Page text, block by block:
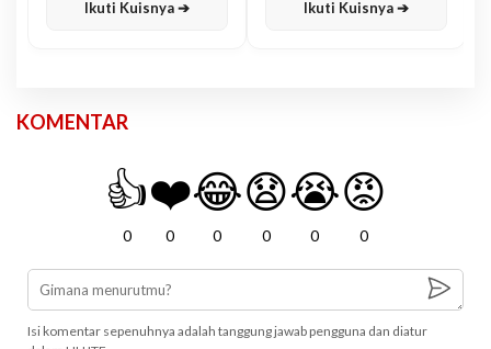
Ikuti Kuisnya ➔ Ikuti Kuisnya ➔
KOMENTAR
👍
0
❤️
0
😂
0
😧
0
😭
0
😡
0
Isi komentar sepenuhnya adalah tanggung jawab pengguna dan diatur